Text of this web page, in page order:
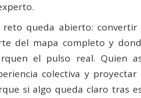
reto queda abierto:
del mapa completo y
el pulso real. Quien
colectiva y
si algo queda claro tras